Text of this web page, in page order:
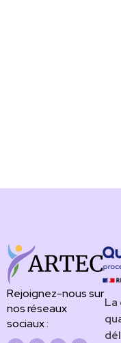
Rejoignez-nous sur
nos réseaux
sociaux :